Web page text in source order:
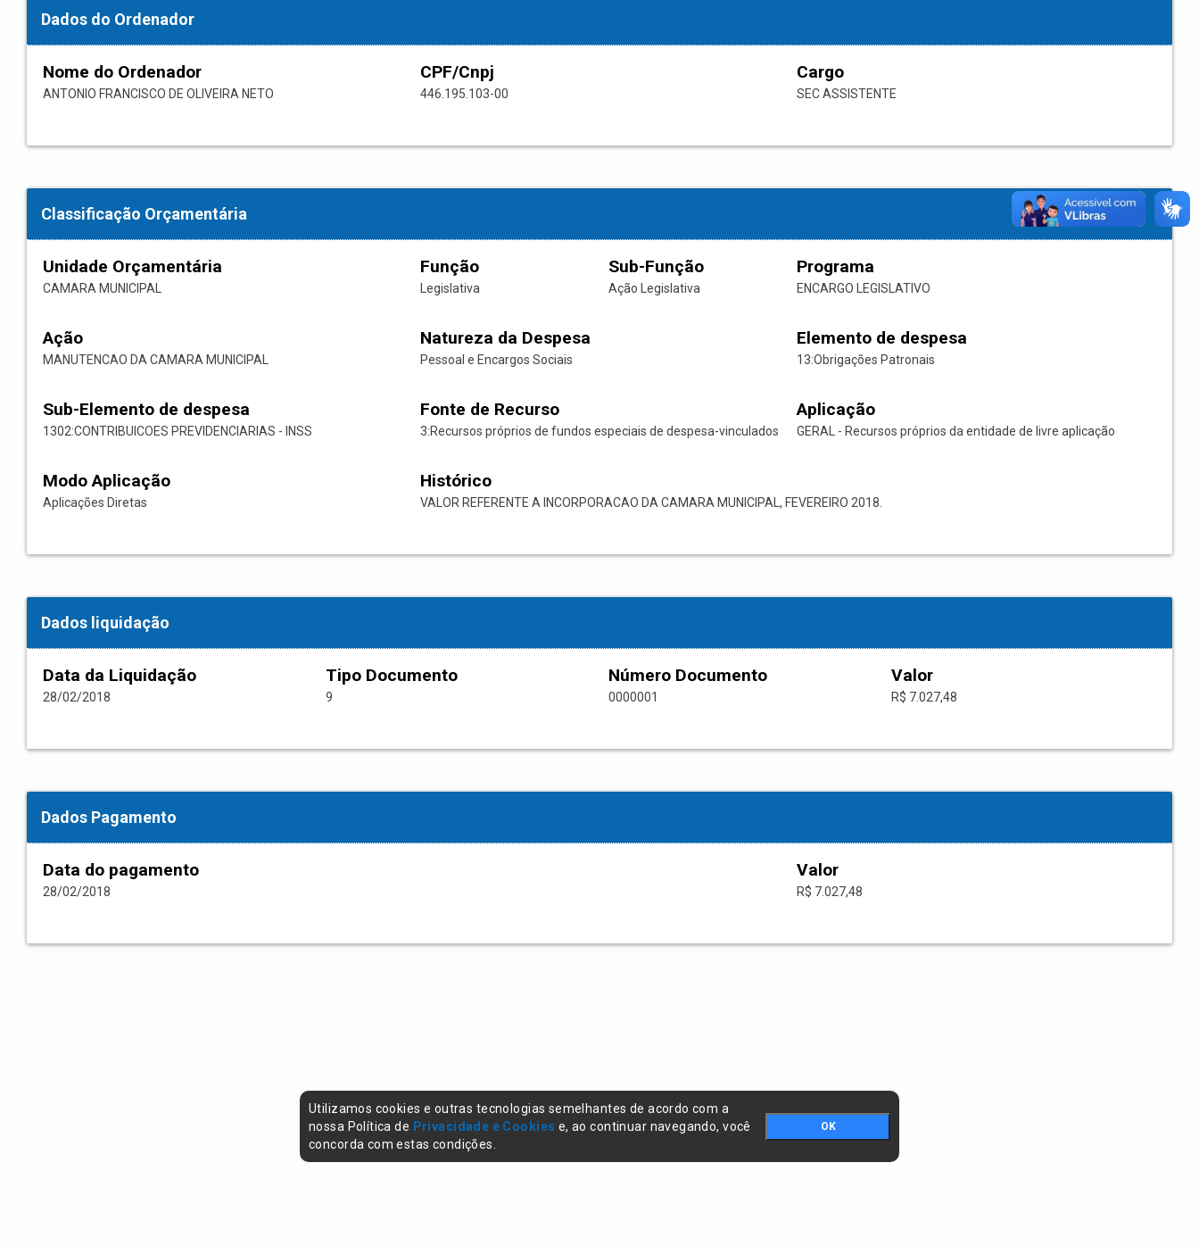
Dados do Ordenador
Nome do Ordenador
ANTONIO FRANCISCO DE OLIVEIRA NETO
CPF/Cnpj
446.195.103-00
Cargo
SEC ASSISTENTE
Classificação Orçamentária
Unidade Orçamentária
CAMARA MUNICIPAL
Função
Legislativa
Sub-Função
Ação Legislativa
Programa
ENCARGO LEGISLATIVO
Ação
MANUTENCAO DA CAMARA MUNICIPAL
Natureza da Despesa
Pessoal e Encargos Sociais
Elemento de despesa
13:Obrigações Patronais
Sub-Elemento de despesa
1302:CONTRIBUICOES PREVIDENCIARIAS - INSS
Fonte de Recurso
3:Recursos próprios de fundos especiais de despesa-vinculados
Aplicação
GERAL - Recursos próprios da entidade de livre aplicação
Modo Aplicação
Aplicações Diretas
Histórico
VALOR REFERENTE A INCORPORACAO DA CAMARA MUNICIPAL, FEVEREIRO 2018.
Dados liquidação
Data da Liquidação
28/02/2018
Tipo Documento
9
Número Documento
0000001
Valor
R$ 7.027,48
Dados Pagamento
Data do pagamento
28/02/2018
Valor
R$ 7.027,48
Utilizamos cookies e outras tecnologias semelhantes de acordo com a
nossa Política de Privacidade e Cookies e, ao continuar navegando, você
concorda com estas condições.
OK